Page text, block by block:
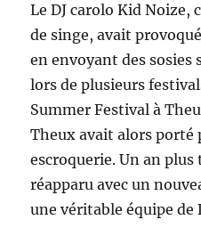
Le DJ carolo Kid Noize,
de singe, avait
en envoyant des sosies
lors de plusieurs
Summer Festival à
Theux avait alors porté
escroquerie. Un an plus
réapparu avec un
une véritable équipe de